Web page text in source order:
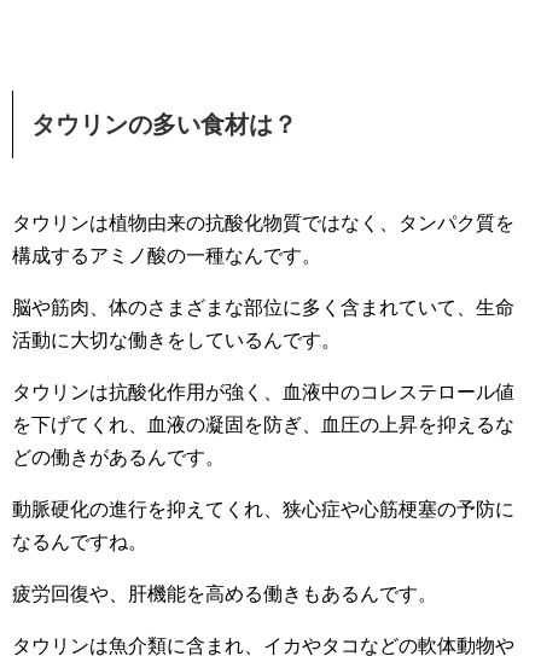
タウリンの多い食材は？
タウリンは植物由来の抗酸化物質ではなく、タンパク質を
構成するアミノ酸の一種なんです。
脳や筋肉、体のさまざまな部位に多く含まれていて、生命
活動に大切な働きをしているんです。
タウリンは抗酸化作用が強く、血液中のコレステロール値
を下げてくれ、血液の凝固を防ぎ、血圧の上昇を抑えるな
どの働きがあるんです。
動脈硬化の進行を抑えてくれ、狭心症や心筋梗塞の予防に
なるんですね。
疲労回復や、肝機能を高める働きもあるんです。
タウリンは魚介類に含まれ、イカやタコなどの軟体動物や